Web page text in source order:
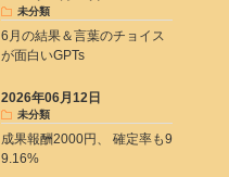
未分類
6月の結果＆言葉のチョイス
が面白いGPTs
2026年06月12日
未分類
成果報酬2000円、 確定率も9
9.16%